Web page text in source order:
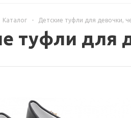
Каталог - Детские туфли для девочки,
туфли для